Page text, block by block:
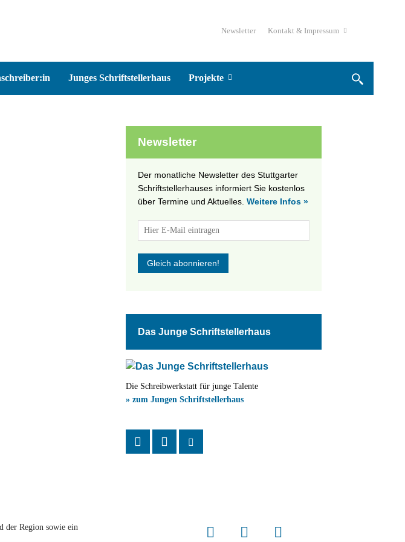
Newsletter Kontakt & Impressum
Junges Schriftstellerhaus Projekte
Newsletter
Der monatliche Newsletter des Stuttgarter
Schriftstellerhauses informiert Sie kostenlos
über Termine und Aktuelles. Weitere Infos »
Das Junge Schriftstellerhaus
Die Schreibwerkstatt für junge Talente
» zum Jungen Schriftstellerhaus
der Region sowie ein